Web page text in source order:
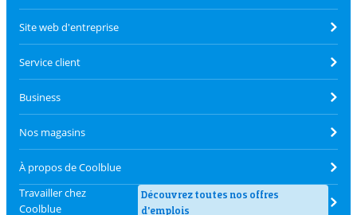
Site web d'entreprise
Service client
Business
Nos magasins
À propos de Coolblue
Travailler chez
Coolblue
Découvrez toutes nos offres
d'emplois